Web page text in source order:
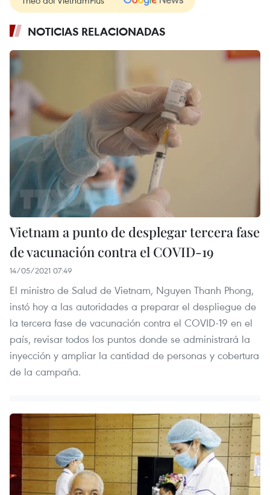
NOTICIAS RELACIONADAS
Vietnam a punto de desplegar tercera fase
de vacunación contra el COVID-19
14/05/2021 07:49
El ministro de Salud de Vietnam, Nguyen Thanh Phong,
instó hoy a las autoridades a preparar el despliegue de
la tercera fase de vacunación contra el COVID-19 en el
país, revisar todos los puntos donde se administrará la
inyección y ampliar la cantidad de personas y cobertura
de la campaña.